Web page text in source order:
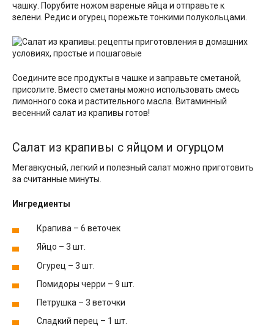
чашку. Порубите ножом вареные яйца и отправьте к
зелени. Редис и огурец порежьте тонкими полукольцами.
Соедините все продукты в чашке и заправьте сметаной,
присолите. Вместо сметаны можно использовать смесь
лимонного сока и растительного масла. Витаминный
весенний салат из крапивы готов!
Салат из крапивы с яйцом и огурцом
Мегавкусный, легкий и полезный салат можно приготовить
за считанные минуты.
Ингредиенты
Крапива – 6 веточек
Яйцо – 3 шт.
Огурец – 3 шт.
Помидоры черри – 9 шт.
Петрушка – 3 веточки
Сладкий перец – 1 шт.